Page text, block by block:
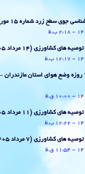
سطح زرد شماره 15 مورخ 14 مرداد 1405
های کشاورزی (14 مرداد ۱۴۰۵)
های کشاورزی (11 مرداد ۱۴۰۵)
های کشاورزی (7 مرداد ۱۴۰۵)